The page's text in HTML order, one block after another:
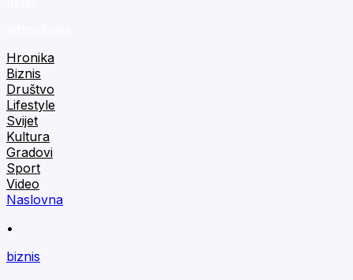
Hronika
Biznis
Društvo
Lifestyle
Svijet
Kultura
Gradovi
Sport
Video
Naslovna
•
biznis